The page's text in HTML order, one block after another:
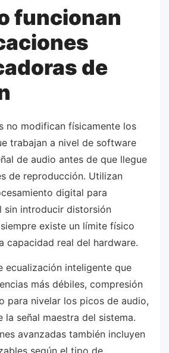
funcionan
de
no modifican físicamente los
trabajan a nivel de software
de audio antes de que llegue
de reproducción. Utilizan
digital para
sin introducir distorsión
existe un límite físico
capacidad real del hardware.
ecualización inteligente que
más débiles, compresión
para nivelar los picos de audio,
señal maestra del sistema.
avanzadas también incluyen
según el tipo de